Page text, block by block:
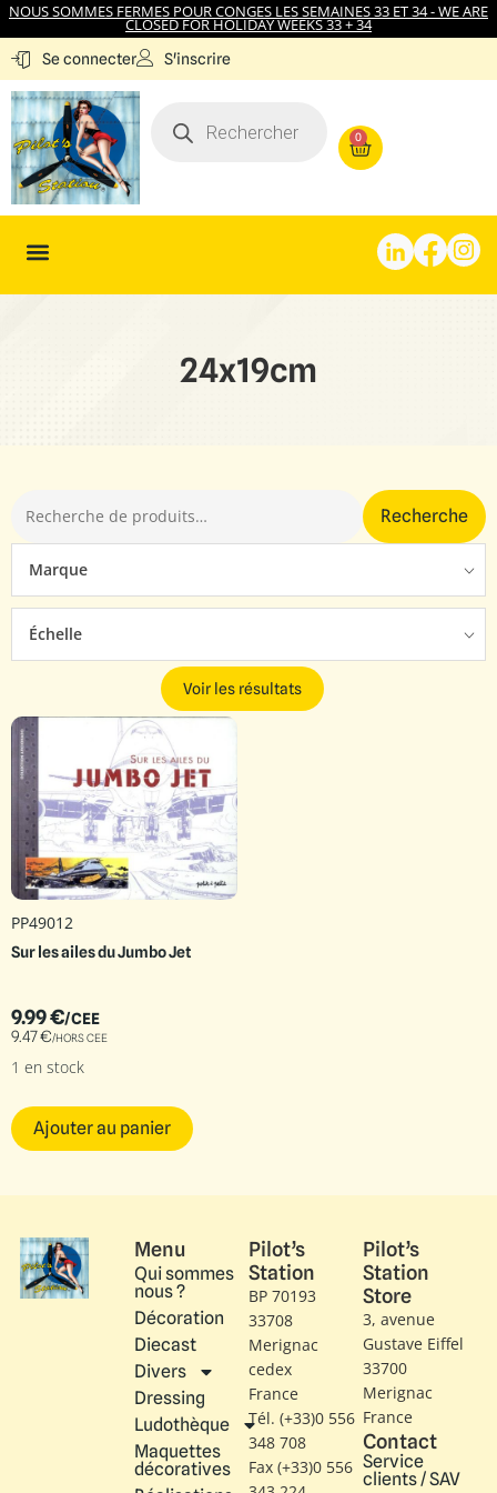
NOUS SOMMES FERMES POUR CONGES LES SEMAINES 33 ET 34 - WE ARE
CLOSED FOR HOLIDAY WEEKS 33 + 34
Se connecter S'inscrire
0
24x19cm
Recherche
Marque
Échelle
Voir les résultats
PP49012
Sur les ailes du Jumbo Jet
9.99€/CEE
9.47€/HORS CEE
1 en stock
Ajouter au panier
Menu
Qui sommes
nous ?
Décoration
Diecast
Divers
Dressing
Ludothèque
Maquettes
décoratives
Pilot’s
Station
BP 70193
33708
Merignac
cedex
France
Tél. (+33)0 556
348 708
Fax (+33)0 556
Pilot’s
Station
Store
3, avenue
Gustave Eiffel​
33700
Merignac
France
Contact
Service
clients / SAV